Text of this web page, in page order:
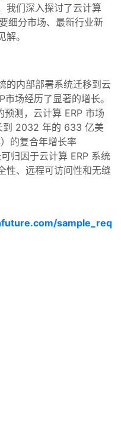
我们深入探讨了云计算
细分市场、最新行业新
。
的内部部署系统迁移到云
场经历了显著的增长。
测，云计算 ERP 市场
2032 年的 633 亿美
的复合年增长率
归因于云计算 ERP 系统
性、远程可访问性和无缝
sample_req